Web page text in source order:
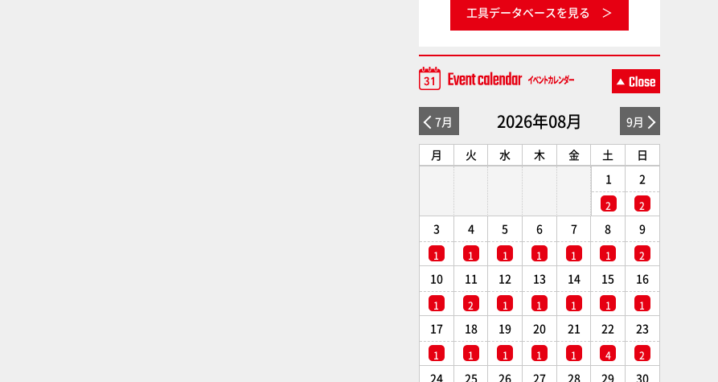
工具データベースを見る
7月 2026年08月 9月
月 火 水 木 金 土
日
1
2
2
2
3
1
4
1
5
1
6
1
7
1
8
1
9
2
10
1
11
2
12
1
13
1
14
1
15
1
16
1
17
1
18
1
19
1
20
1
21
1
22
4
23
2
24 25 26 27 28 29 30